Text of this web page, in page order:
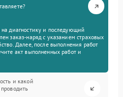
диагностику и последующий
заказ-наряд с указанием страховых
Далее, после выполнения работ
акт выполненных работ и
и какой